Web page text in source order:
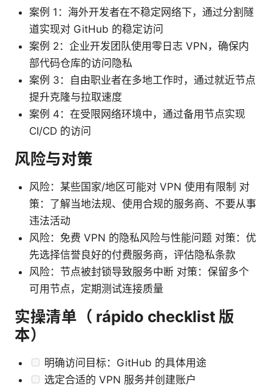
案例 1：海外开发者在不稳定网络下，通过分割隧
道实现对 GitHub 的稳定访问
案例 2：企业开发团队使用零日志 VPN，确保内
部代码仓库的访问隐私
案例 3：自由职业者在多地工作时，通过就近节点
提升克隆与拉取速度
案例 4：在受限网络环境中，通过备用节点实现
CI/CD 的访问
风险与对策
风险：某些国家/地区可能对 VPN 使用有限制 对
策：了解当地法规、使用合规的服务商、不要从事
违法活动
风险：免费 VPN 的隐私风险与性能问题 对策：优
先选择信誉良好的付费服务商，评估隐私条款
风险：节点被封锁导致服务中断 对策：保留多个
可用节点，定期测试连接质量
实操清单（ rápido checklist 版
本）
明确访问目标：GitHub 的具体用途
选定合适的 VPN 服务并创建账户